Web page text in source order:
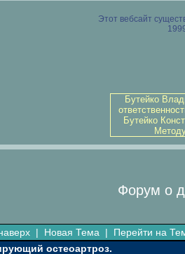
Этот вебсайт
Бутейко
Бутейко
Форум о
| Новая Тема | Перейти на
остеоартроз.